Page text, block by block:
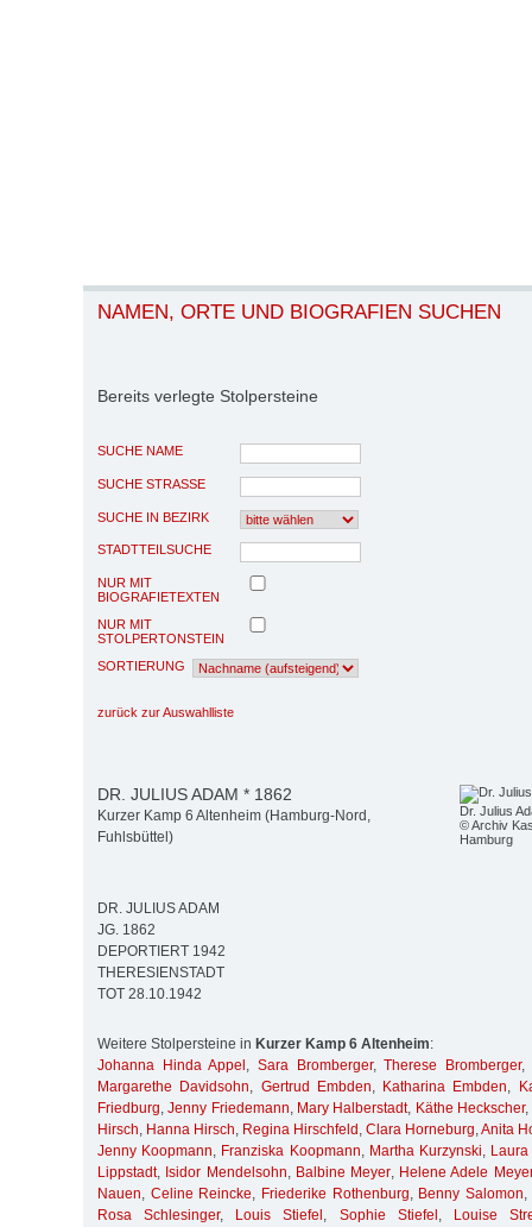
NAMEN, ORTE UND BIOGRAFIEN SUCHEN
Bereits verlegte Stolpersteine
SUCHE NAME
SUCHE STRASSE
SUCHE IN BEZIRK
STADTTEILSUCHE
NUR MIT
BIOGRAFIETEXTEN
NUR MIT
STOLPERTONSTEIN
SORTIERUNG
zurück zur Auswahlliste
Dr. Julius
© Archiv
Hamburg
DR. JULIUS ADAM * 1862
Kurzer Kamp 6 Altenheim (Hamburg-Nord,
Fuhlsbüttel)
DR. JULIUS ADAM
JG. 1862
DEPORTIERT 1942
THERESIENSTADT
TOT 28.10.1942
Weitere Stolpersteine in Kurzer Kamp 6 Altenheim:
Johanna Hinda Appel , Sara Bromberger,Therese Bromberger,
Margarethe Davidsohn, Gertrud Embden, Katharina Embden,
Friedburg,Jenny Friedemann, Mary Halberstadt, Käthe Heckscher,
Hirsch, Hanna Hirsch, Regina Hirschfeld , Clara Horneburg,Anita
Jenny Koopmann, Franziska Koopmann, Martha Kurzynski,
Lippstadt, Isidor Mendelsohn, Balbine Meyer, Helene Adele Meyer
Nauen, Celine Reincke, Friederike Rothenburg, Benny Salomon,
Rosa Schlesinger, Louis Stiefel , Sophie Stiefel ,
Louise